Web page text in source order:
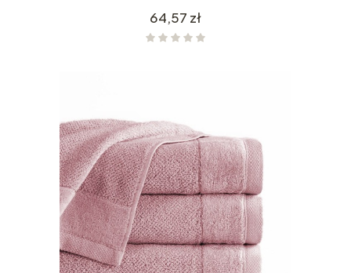
Cena
64,57 zł